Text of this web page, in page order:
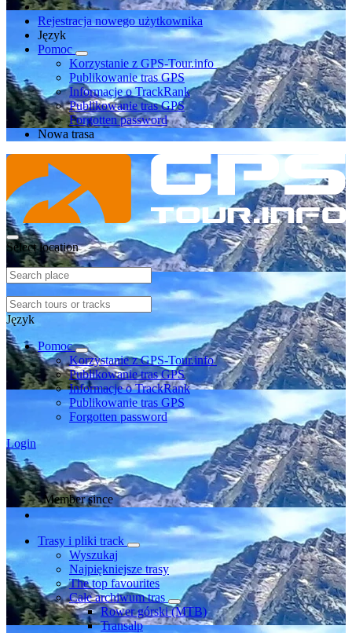
Rejestracja nowego użytkownika
Język
Pomoc
Korzystanie z GPS-Tour.info
Publikowanie tras GPS
Informacje o TrackRank
Publikowanie tras GPS
Forgotten password
Nowa trasa
Select location
Język
Pomoc
Korzystanie z GPS-Tour.info
Publikowanie tras GPS
Informacje o TrackRank
Publikowanie tras GPS
Forgotten password
Login
Member since
Trasy i pliki track
Wyszukaj
Najpiękniejsze trasy
The top favourites
Całe archiwum tras
Rower górski (MTB)
Transalp